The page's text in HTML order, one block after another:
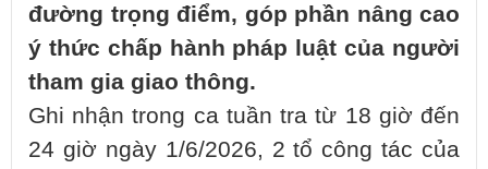
đường trọng điểm, góp phần nâng cao
ý thức chấp hành pháp luật của người
tham gia giao thông.
Ghi nhận trong ca tuần tra từ 18 giờ đến
24 giờ ngày 1/6/2026, 2 tổ công tác của